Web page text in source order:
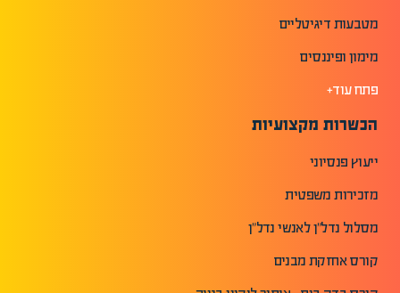
מטבעות דיגיטליים
מימון ופיננסים
פתח עוד+
הכשרות מקצועיות
ייעוץ פנסיוני
מזכירות משפטית
מסלול נדל"ן לאנשי נדל"ן
קורס אחזקת מבנים